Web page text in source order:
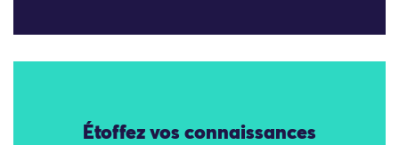
Étoffez vos connaissances